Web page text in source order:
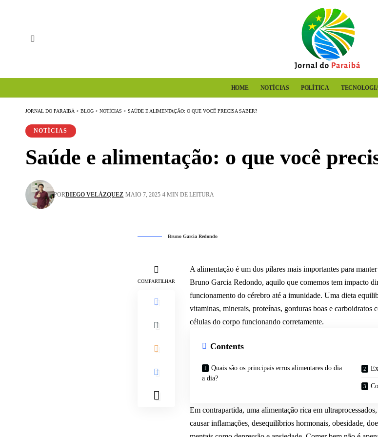
HOME NOTÍCIAS POLÍTICA
JORNAL DO PARAIBÁ > BLOG > NOTÍCIAS > SAÚDE E ALIMENTAÇÃO: O QUE VOCÊ PRECISA SABER?
NOTÍCIAS
Saúde e alimentação: o que você
PORDIEGO VELÁZQUEZ MAIO 7, 2025 4 MIN DE LEITURA